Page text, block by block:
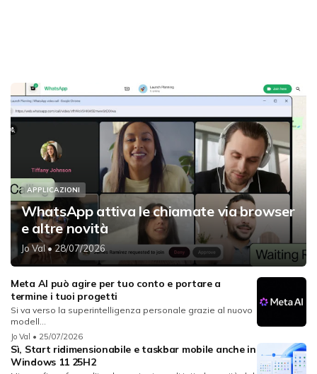
APPLICAZIONI
WhatsApp attiva le chiamate via browser
e altre novità
Jo Val• 28/07/2026
Meta AI può agire per tuo conto e portare a
termine i tuoi progetti
Si va verso la superintelligenza personale grazie al nuovo
modell...
Jo Val • 25/07/2026
Sì, Start ridimensionabile e taskbar mobile anche in
Windows 11 25H2